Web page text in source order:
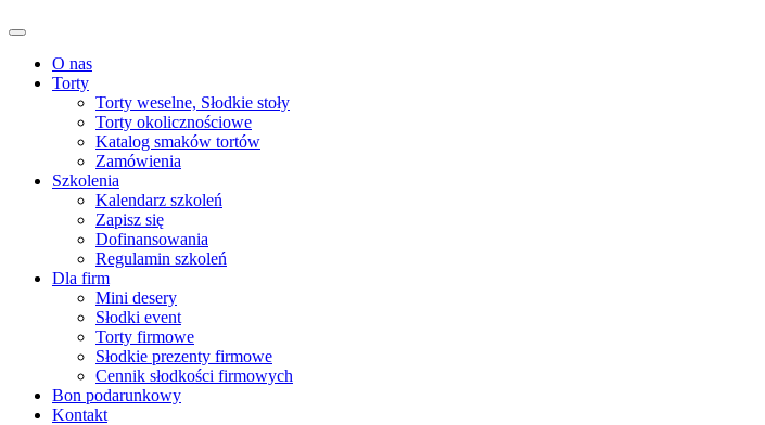
O nas
Torty
Torty weselne, Słodkie stoły
Torty okolicznościowe
Katalog smaków tortów
Zamówienia
Szkolenia
Kalendarz szkoleń
Zapisz się
Dofinansowania
Regulamin szkoleń
Dla firm
Mini desery
Słodki event
Torty firmowe
Słodkie prezenty firmowe
Cennik słodkości firmowych
Bon podarunkowy
Kontakt